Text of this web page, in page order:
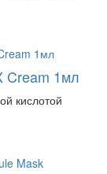
Cream 1мл
кислотой